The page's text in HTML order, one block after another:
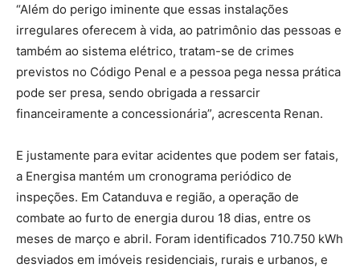
“Além do perigo iminente que essas instalações
irregulares oferecem à vida, ao patrimônio das pessoas e
também ao sistema elétrico, tratam-se de crimes
previstos no Código Penal e a pessoa pega nessa prática
pode ser presa, sendo obrigada a ressarcir
financeiramente a concessionária”, acrescenta Renan.
E justamente para evitar acidentes que podem ser fatais,
a Energisa mantém um cronograma periódico de
inspeções. Em Catanduva e região, a operação de
combate ao furto de energia durou 18 dias, entre os
meses de março e abril. Foram identificados 710.750 kWh
desviados em imóveis residenciais, rurais e urbanos, e